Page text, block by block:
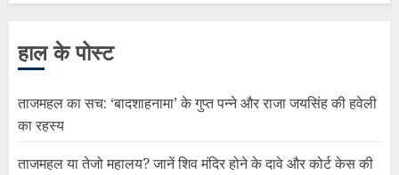
हाल के पोस्ट
ताजमहल का सच: ‘बादशाहनामा’ के गुप्त पन्ने और राजा जयसिंह की हवेली
का रहस्य
ताजमहल या तेजो महालय? जानें शिव मंदिर होने के दावे और कोर्ट केस की